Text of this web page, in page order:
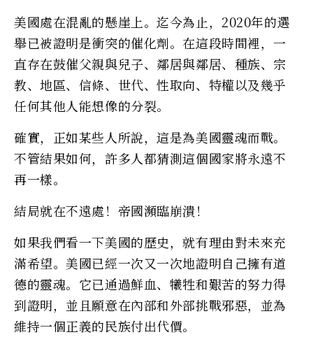
美國處在混亂的懸崖上。迄今為止，2020年的選
舉已被證明是衝突的催化劑。在這段時間裡，一
直存在鼓催父親與兒子、鄰居與鄰居、種族、宗
教、地區、信條、世代、性取向、特權以及幾乎
任何其他人能想像的分裂。
確實，正如某些人所說，這是為美國靈魂而戰。
不管結果如何，許多人都猜測這個國家將永遠不
再一樣。
結局就在不遠處！帝國瀕臨崩潰！
如果我們看一下美國的歷史，就有理由對未來充
滿希望。美國已經一次又一次地證明自己擁有道
德的靈魂。它已通過鮮血、犧牲和艱苦的努力得
到證明，並且願意在內部和外部挑戰邪惡，並為
維持一個正義的民族付出代價。